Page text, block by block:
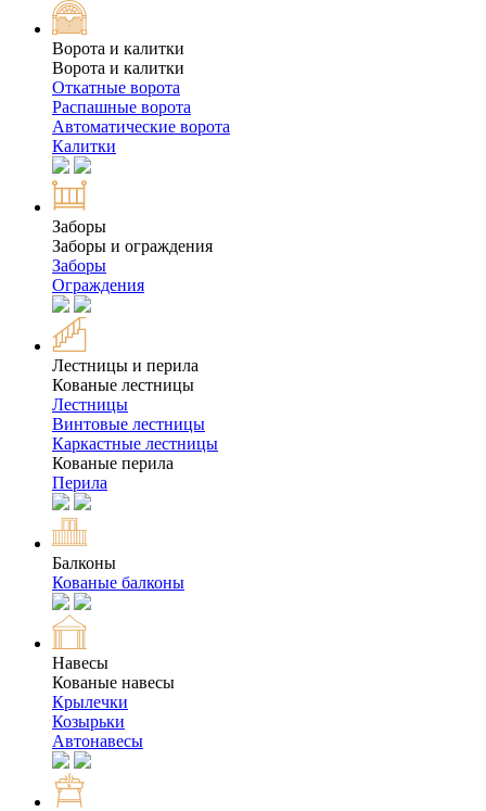
Ворота и калитки
Ворота и калитки
Откатные ворота
Распашные ворота
Автоматические ворота
Калитки
Заборы
Заборы и ограждения
Заборы
Ограждения
Лестницы и перила
Кованые лестницы
Лестницы
Винтовые лестницы
Каркастные лестницы
Кованые перила
Перила
Балконы
Кованые балконы
Навесы
Кованые навесы
Крылечки
Козырьки
Автонавесы